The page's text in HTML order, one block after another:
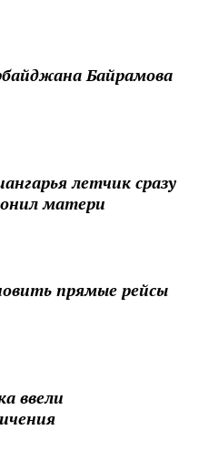
Байрамова
летчик сразу
матери
прямые рейсы
ввели